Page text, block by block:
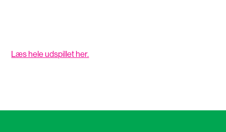
Læs hele udspillet her.